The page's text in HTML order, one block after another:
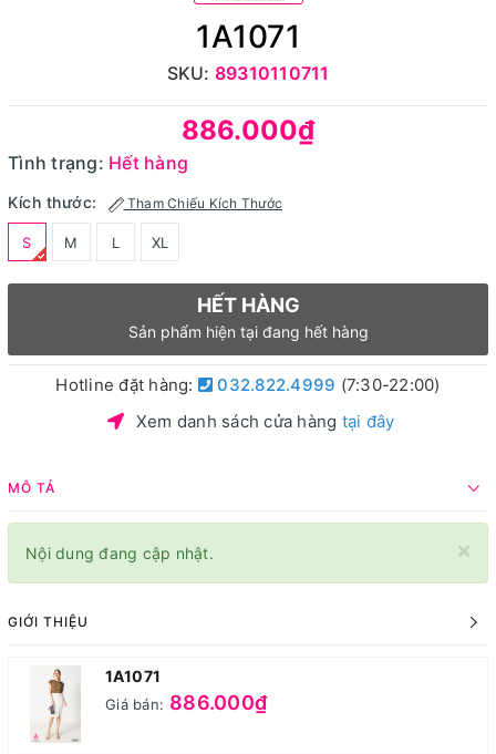
1A1071
SKU: 89310110711
886.000₫
Tình trạng: Hết hàng
Kích thước: Tham Chiếu Kích Thước
S M L XL
HẾT HÀNG
Sản phẩm hiện tại đang hết hàng
Hotline đặt hàng: 032.822.4999 (7:30-22:00)
Xem danh sách cửa hàng tại đây
MÔ TẢ
×
Nội dung đang cập nhật.
GIỚI THIỆU
1A1071
Giá bán: 886.000₫